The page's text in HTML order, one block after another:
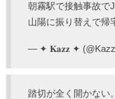
朝霧駅で接触事故で
山陽に振り替えで帰
— ✦ 𝐊𝐚𝐳𝐳 ✦
踏切が全く開かない